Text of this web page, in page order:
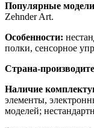
Популярные
Zehnder Art.
Особенности:
полки, сенсорное
Наличие
элементы,
моделей;